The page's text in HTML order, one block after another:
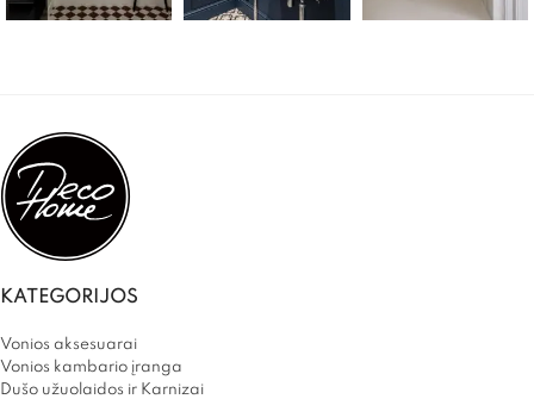
KATEGORIJOS
Vonios aksesuarai
Vonios kambario įranga
Dušo užuolaidos ir Karnizai